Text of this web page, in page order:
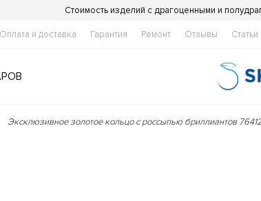
Стоимость изделий с драгоценными и
Оплата и доставка Гарантия Ремонт Отзывы Статьи
Эксклюзивное золотое кольцо с россыпью бриллиантов